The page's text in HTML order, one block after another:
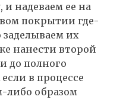
надеваем ее на
покрытии где-
их
нанести второй
до полного
в процессе
либо образом